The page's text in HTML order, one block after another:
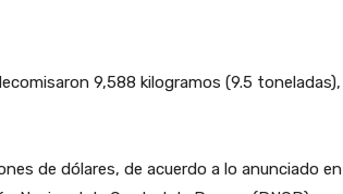
9,588 kilogramos (9.5 toneladas),
de dólares, de acuerdo a lo anunciado en